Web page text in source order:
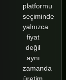
platformu
seçiminde
yalnızca
fiyat
değil
aynı
zamanda